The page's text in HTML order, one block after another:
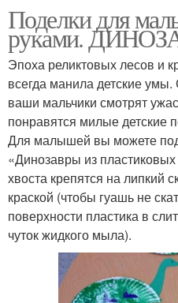
Поделки для
руками.
Эпоха реликтовых лесов и
всегда манила детские
ваши мальчики смотрят
понравятся милые детские
Для малышей вы можете
«Динозавры из
хвоста крепятся на липкий
краской (чтобы гуашь не
поверхности пластика в
чуток жидкого мыла).